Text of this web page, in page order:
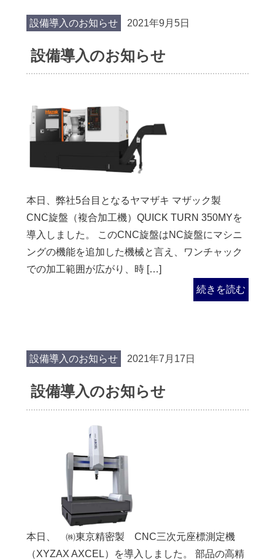
設備導入のお知らせ 2021年9月5日
設備導入のお知らせ
本日、弊社5台目となるヤマザキ マザック製
CNC旋盤（複合加工機）QUICK TURN 350MYを
導入しました。 このCNC旋盤はNC旋盤にマシニ
ングの機能を追加した機械と言え、ワンチャック
での加工範囲が広がり、時 […]
続きを読む
設備導入のお知らせ 2021年7月17日
設備導入のお知らせ
本日、 ㈱東京精密製 CNC三次元座標測定機
（XYZAX AXCEL）を導入しました。 部品の高精